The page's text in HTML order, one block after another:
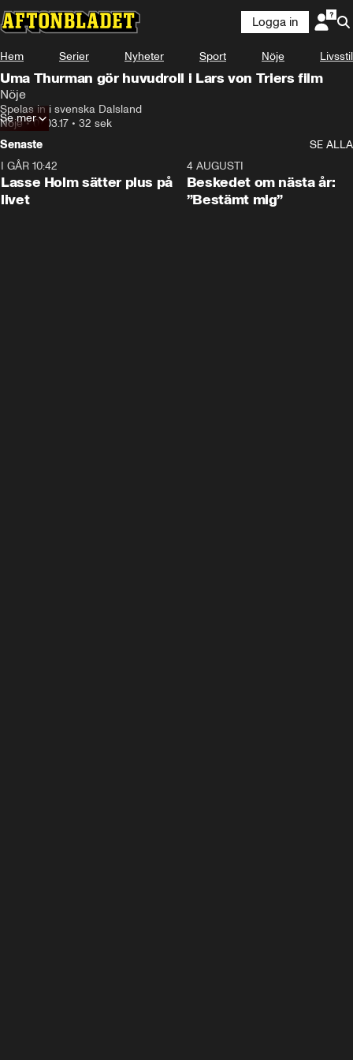
Logga in
Hem Serier Nyheter Sport Nöje Livsstil
Uma Thurman gör huvudroll i Lars von Triers film
Nöje
Spelas in i svenska Dalsland
Nöje•07.03.17 • 32 sek
Se mer
Senaste
SE ALLA
I GÅR 10:42
Lasse Holm sätter plus på
livet
4 AUGUSTI
Beskedet om nästa år:
”Bestämt mig”